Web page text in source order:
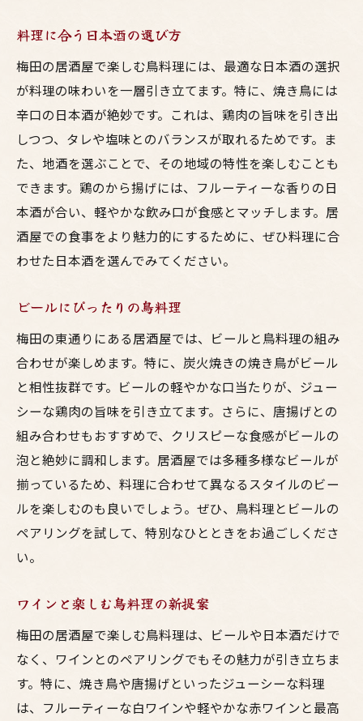
料理に合う日本酒の選び方
梅田の居酒屋で楽しむ鳥料理には、最適な日本酒の選択
が料理の味わいを一層引き立てます。特に、焼き鳥には
辛口の日本酒が絶妙です。これは、鶏肉の旨味を引き出
しつつ、タレや塩味とのバランスが取れるためです。ま
た、地酒を選ぶことで、その地域の特性を楽しむことも
できます。鶏のから揚げには、フルーティーな香りの日
本酒が合い、軽やかな飲み口が食感とマッチします。居
酒屋での食事をより魅力的にするために、ぜひ料理に合
わせた日本酒を選んでみてください。
ビールにぴったりの鳥料理
梅田の東通りにある居酒屋では、ビールと鳥料理の組み
合わせが楽しめます。特に、炭火焼きの焼き鳥がビール
と相性抜群です。ビールの軽やかな口当たりが、ジュー
シーな鶏肉の旨味を引き立てます。さらに、唐揚げとの
組み合わせもおすすめで、クリスピーな食感がビールの
泡と絶妙に調和します。居酒屋では多種多様なビールが
揃っているため、料理に合わせて異なるスタイルのビー
ルを楽しむのも良いでしょう。ぜひ、鳥料理とビールの
ペアリングを試して、特別なひとときをお過ごしくださ
い。
ワインと楽しむ鳥料理の新提案
梅田の居酒屋で楽しむ鳥料理は、ビールや日本酒だけで
なく、ワインとのペアリングでもその魅力が引き立ちま
す。特に、焼き鳥や唐揚げといったジューシーな料理
は、フルーティーな白ワインや軽やかな赤ワインと最高